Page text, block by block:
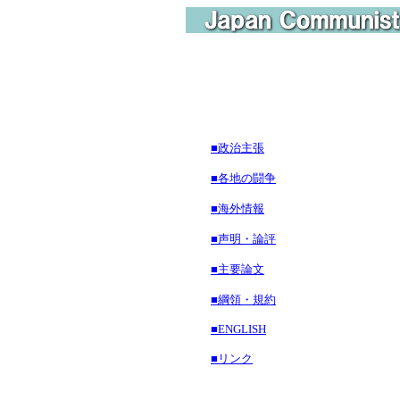
■政治主張
■各地の闘争
■海外情報
■声明・論評
■主要論文
■綱領・規約
■ENGLISH
■リンク